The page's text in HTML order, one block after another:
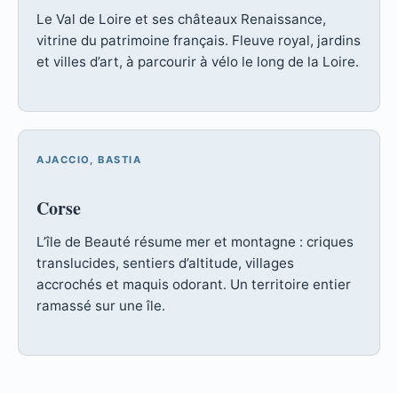
Le Val de Loire et ses châteaux Renaissance,
vitrine du patrimoine français. Fleuve royal, jardins
et villes d’art, à parcourir à vélo le long de la Loire.
AJACCIO, BASTIA
Corse
L’île de Beauté résume mer et montagne : criques
translucides, sentiers d’altitude, villages
accrochés et maquis odorant. Un territoire entier
ramassé sur une île.